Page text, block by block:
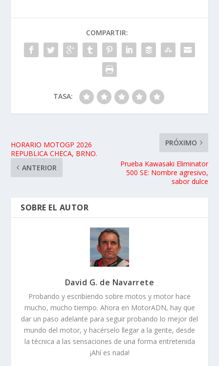
COMPARTIR:
TASA:
HORARIO MOTOGP 2026
REPUBLICA CHECA, BRNO.
ANTERIOR
PRÓXIMO
Prueba Kawasaki Eliminator
500 SE: Nombre agresivo,
sabor dulce
SOBRE EL AUTOR
David G. de Navarrete
Probando y escribiendo sobre motos y motor hace
mucho, mucho tiempo. Ahora en MotorADN, hay que
dar un paso adelante para seguir probando lo mejor del
mundo del motor, y hacérselo llegar a la gente, desde
la técnica a las sensaciones de una forma entretenida
¡Ahí es nada!